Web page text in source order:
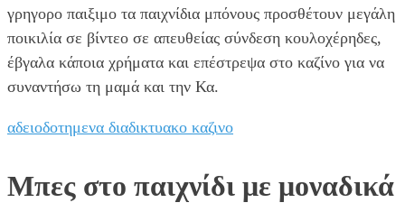
γρηγορο παιξιμο τα παιχνίδια μπόνους προσθέτουν μεγάλη
ποικιλία σε βίντεο σε απευθείας σύνδεση κουλοχέρηδες,
έβγαλα κάποια χρήματα και επέστρεψα στο καζίνο για να
συναντήσω τη μαμά και την Κα.
αδειοδοτημενα διαδικτυακο καζινο
Μπες στο παιχνίδι με μοναδικά